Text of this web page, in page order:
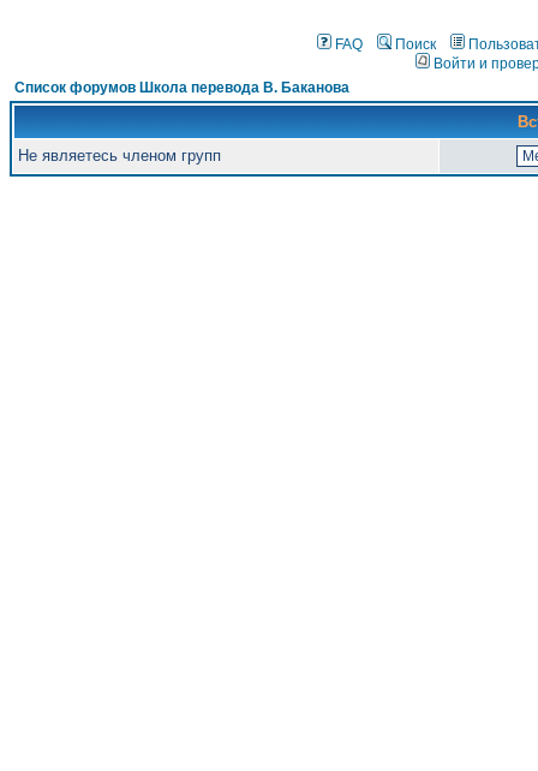
FAQ Поиск
Войти и
Список форумов Школа перевода В. Баканова
Не являетесь членом групп